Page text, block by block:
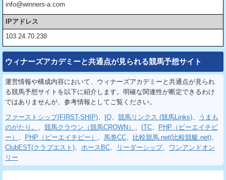
info@winners-a.com
IPアドレス
103.24.70.238
ウィナーズアカデミーと共通点が見られる競馬予想サイト
運営情報や構成内容において、ウィナーズアカデミーと共通点が見られ
る競馬予想サイトを以下に紹介します。明確な関連性が断定できるわけ
ではありませんが、参考情報としてご覧ください。
ファーストシップ(FIRST-SHIP)、 IQ、 競馬リンクス (競馬Links)、
うまも
のがたり。 、 競馬クラウン（競馬CROWN） 、 ITC、
PHP（ピーエイチピ
ー） 、 PHP（ピーエイチピー） 、 馬券CC、 比較競馬.net(比較競艇.net)、
ClubEST(クラブエスト)、 ホースBC、 リーダーシップ、 ワンアンドオン
リー